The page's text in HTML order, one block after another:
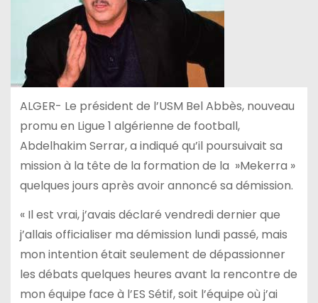
ALGER- Le président de l’USM Bel Abbès, nouveau
promu en Ligue 1 algérienne de football,
Abdelhakim Serrar, a indiqué qu’il poursuivait sa
mission à la tête de la formation de la »Mekerra »
quelques jours après avoir annoncé sa démission.
« Il est vrai, j’avais déclaré vendredi dernier que
j’allais officialiser ma démission lundi passé, mais
mon intention était seulement de dépassionner
les débats quelques heures avant la rencontre de
mon équipe face à l’ES Sétif, soit l’équipe où j’ai